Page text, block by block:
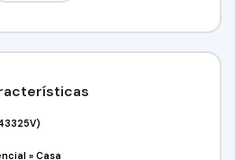
perto da cidade.Valor:
Alfa Negócios.CRECI: 34.726-J
»Casa